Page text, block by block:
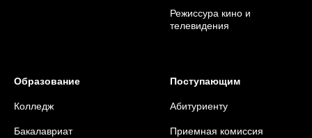
Режиссура кино и
телевидения
Образование
Колледж
Бакалавриат
Поступающим
Абитуриенту
Приемная комиссия